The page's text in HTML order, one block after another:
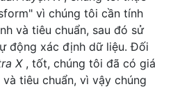
vì chúng tôi cần tính
và tiêu chuẩn, sau đó sử
động xác định dữ liệu. Đối
X, tốt, chúng tôi đã có giá
tiêu chuẩn, vì vậy chúng